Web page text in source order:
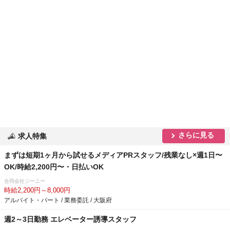
求人特集 さらに見る
まずは短期1ヶ月から試せるメディアPRスタッフ/残業なし×週1日〜
OK/時給2,200円〜・日払いOK
合同会社ジーニー
時給2,200円～8,000円
アルバイト・パート / 業務委託 / 大阪府
週2～3日勤務 エレベーター誘導スタッフ